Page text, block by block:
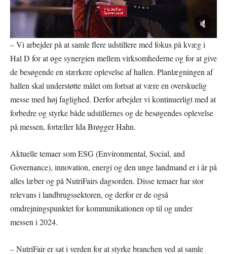
– Vi arbejder på at samle flere udstillere med fokus på kvæg i
Hal D for at øge synergien mellem virksomhederne og for at give
de besøgende en stærkere oplevelse af hallen. Planlægningen af
hallen skal understøtte målet om fortsat at være en overskuelig
messe med høj faglighed. Derfor arbejder vi kontinuerligt med at
forbedre og styrke både udstillernes og de besøgendes oplevelse
på messen, fortæller Ida Brøgger Hahn.
Aktuelle temaer som ESG (Environmental, Social, and
Governance), innovation, energi og den unge landmand er i år på
alles læber og på NutriFairs dagsorden. Disse temaer har stor
relevans i landbrugssektoren, og derfor er de også
omdrejningspunktet for kommunikationen op til og under
messen i 2024.
– NutriFair er sat i verden for at styrke branchen ved at samle